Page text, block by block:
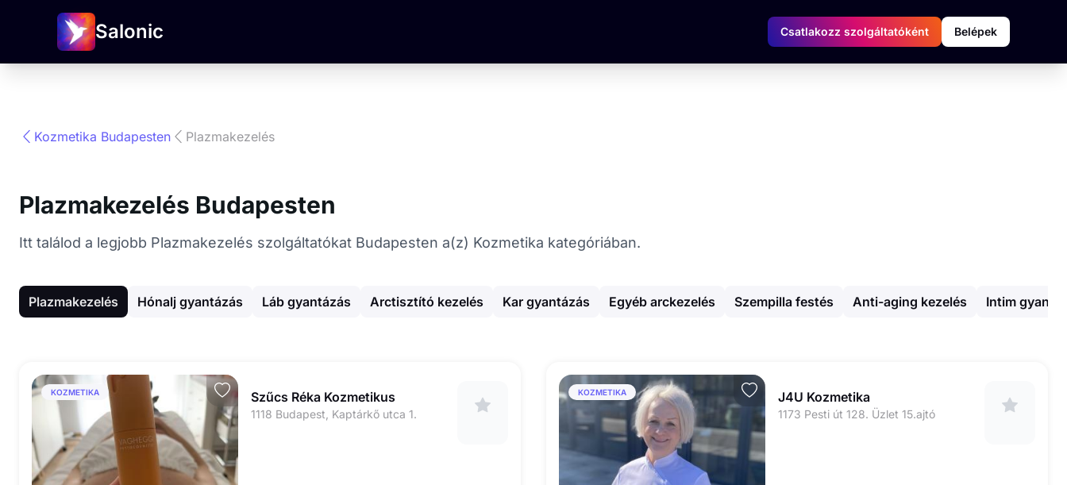
Salonic Csatlakozz szolgáltatóként Belépek
Kozmetika Budapesten Plazmakezelés
Plazmakezelés Budapesten
Itt találod a legjobb Plazmakezelés szolgáltatókat Budapesten a(z) Kozmetika kategóriában.
Plazmakezelés Hónalj gyantázás Láb gyantázás Arctisztító kezelés Kar gyantázás Egyéb arckezelés Szempilla festés Anti-aging kezelés Intim
KOZMETIKA Szűcs Réka Kozmetikus
1118 Budapest, Kaptárkő utca 1.
KOZMETIKA J4U Kozmetika
1173 Pesti út 128. Üzlet 15.ajtó